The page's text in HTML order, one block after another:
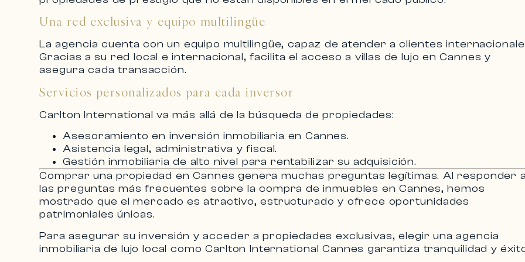
Una red exclusiva y equipo multilingüe
La agencia cuenta con un equipo multilingüe, capaz de atender a clientes
Gracias a su red local e internacional, facilita el acceso a villas de lujo en Cannes y
asegura cada transacción.
Servicios personalizados para cada inversor
Carlton International va más allá de la búsqueda de propiedades:
Asesoramiento en inversión inmobiliaria en Cannes.
Asistencia legal, administrativa y fiscal.
Gestión inmobiliaria de alto nivel para rentabilizar su adquisición.
Comprar una propiedad en Cannes genera muchas preguntas legítimas. Al responder a
laspreguntas más frecuentes sobre la compra de inmuebles en Cannes, hemos
mostrado que el mercado es atractivo, estructurado y ofrece oportunidades
patrimoniales únicas.
Para asegurar su inversión y acceder a propiedades exclusivas, elegir unaagencia
inmobiliaria de lujo local como Carlton International Cannes garantiza tranquilidad y